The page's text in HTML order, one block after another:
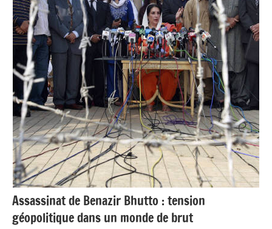
Assassinat de Benazir Bhutto : tension
géopolitique dans un monde de brut